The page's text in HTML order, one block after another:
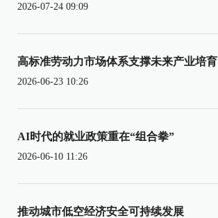
2026-07-24 09:09
高标准劳动力市场体系支撑未来产业培育
2026-06-23 10:26
AI时代的就业政策重在“组合拳”
2026-06-10 11:26
推动城市低空经济安全可持续发展